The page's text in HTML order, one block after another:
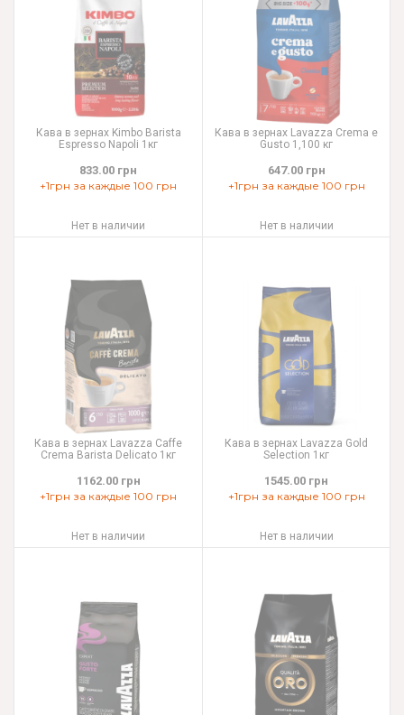
Кава в зернах Kimbo Barista
Espresso Napoli 1кг
833.00 грн
+1грн за каждые 100 грн
Нет в наличии
Кава в зернах Lavazza Crema e
Gusto 1,100 кг
647.00 грн
+1грн за каждые 100 грн
Нет в наличии
Кава в зернах Lavazza Caffe
Crema Barista Delicato 1кг
1162.00 грн
+1грн за каждые 100 грн
Нет в наличии
Кава в зернах Lavazza Gold
Selection 1кг
1545.00 грн
+1грн за каждые 100 грн
Нет в наличии